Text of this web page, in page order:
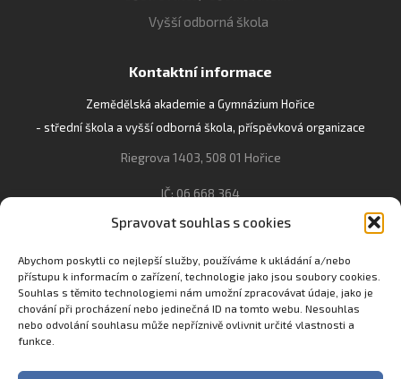
Spravovat souhlas s cookies
Abychom poskytli co nejlepší služby, používáme k ukládání a/nebo
přístupu k informacím o zařízení, technologie jako jsou soubory cookies.
Souhlas s těmito technologiemi nám umožní zpracovávat údaje, jako je
chování při procházení nebo jedinečná ID na tomto webu. Nesouhlas
nebo odvolání souhlasu může nepříznivě ovlivnit určité vlastnosti a
funkce.
Vyšší odborná škola
Kontaktní informace
Zemědělská akademie a Gymnázium Hořice
- střední škola a vyšší odborná škola, příspěvková organizace
Riegrova 1403, 508 01 Hořice
IČ: 06 668 364
493 623 021, 493 623 022
info@gozhorice.cz
www.zaghorice.cz
Pověřenec pro ochranu osobních údajů:
Innovation One s.r.o. IČO: 04734807 Březenecká 4808 430 04